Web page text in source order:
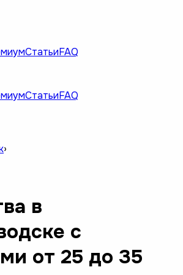
СтатьиFAQ
СтатьиFAQ
›
в
с
от 25 до 35